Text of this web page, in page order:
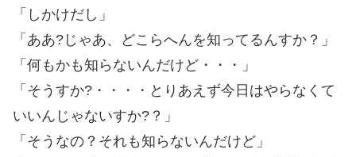
「しかけだし」
「ああ?じゃあ、どこらへんを知ってるんすか？」
「何もかも知らないんだけど・・・」
「そうすか?・・・・とりあえず今日はやらなくて
いいんじゃないすか?？」
「そうなの？それも知らないんだけど」